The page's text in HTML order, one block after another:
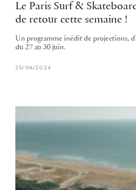
Le Paris Surf &
de retour cette semaine !
Un programme inédit de projections,
du 27 au 30 juin.
25/06/2024